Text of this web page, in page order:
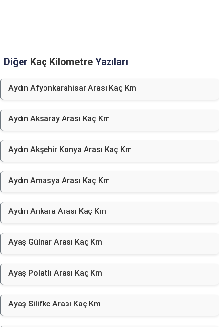
Diğer Kaç Kilometre Yazıları
Aydın Afyonkarahisar Arası Kaç Km
Aydın Aksaray Arası Kaç Km
Aydın Akşehir Konya Arası Kaç Km
Aydın Amasya Arası Kaç Km
Aydın Ankara Arası Kaç Km
Ayaş Gülnar Arası Kaç Km
Ayaş Polatlı Arası Kaç Km
Ayaş Silifke Arası Kaç Km